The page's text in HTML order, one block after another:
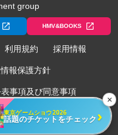
group
HMV&BOOKS
利用規約 採用情報
報保護方針
事項及び同意事項
について
Inc.
✕
東京ゲームショウ2026
話題のチケットをチェック ›